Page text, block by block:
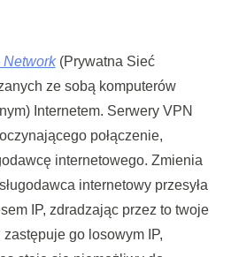
Network(Prywatna Sieć
ze sobą komputerów
Internetem. Serwery VPN
połączenie,
internetowego. Zmienia
internetowy przesyła
IP, zdradzając przez to twoje
go losowym IP,